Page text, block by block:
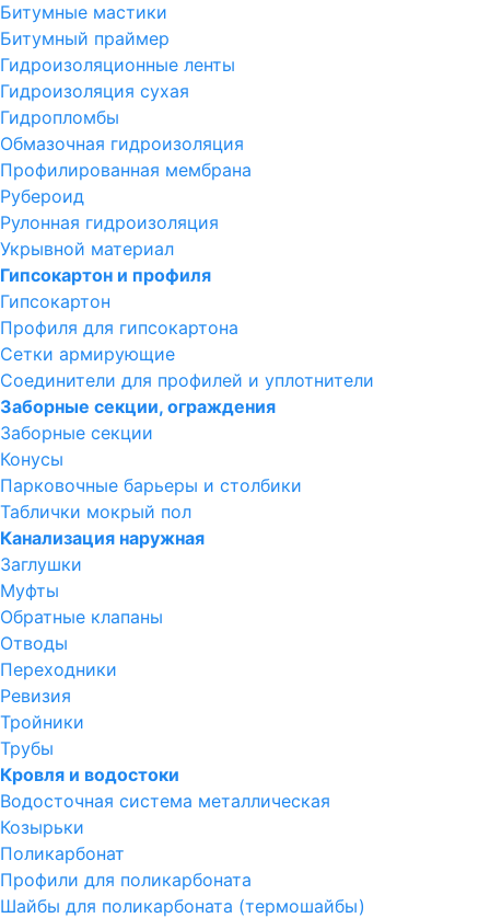
Битумные мастики
Битумный праймер
Гидроизоляционные ленты
Гидроизоляция сухая
Гидропломбы
Обмазочная гидроизоляция
Профилированная мембрана
Рубероид
Рулонная гидроизоляция
Укрывной материал
Гипсокартон и профиля
Гипсокартон
Профиля для гипсокартона
Сетки армирующие
Соединители для профилей и уплотнители
Заборные секции, ограждения
Заборные секции
Конусы
Парковочные барьеры и столбики
Таблички мокрый пол
Канализация наружная
Заглушки
Муфты
Обратные клапаны
Отводы
Переходники
Ревизия
Тройники
Трубы
Кровля и водостоки
Водосточная система металлическая
Козырьки
Поликарбонат
Профили для поликарбоната
Шайбы для поликарбоната (термошайбы)